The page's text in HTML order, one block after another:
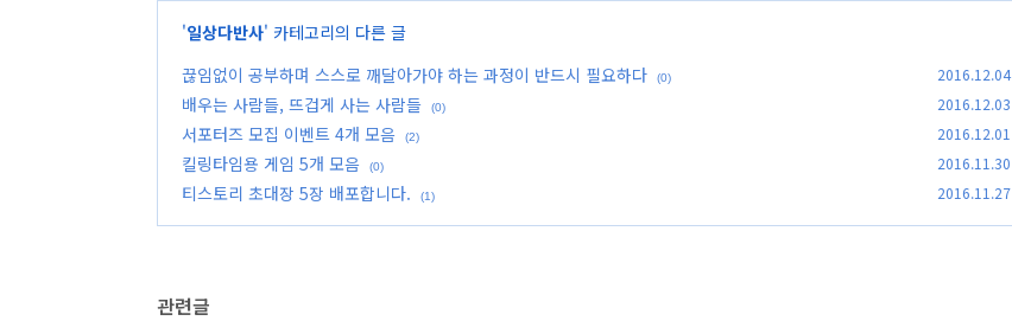
'일상다반사' 카테고리의 다른 글
끊임없이 공부하며 스스로 깨달아가야 하는 과정이 반드시 필요하다
(0) 2016.12.04
배우는 사람들, 뜨겁게 사는 사람들 (0) 2016.12.03
서포터즈 모집 이벤트 4개 모음 (2) 2016.12.01
킬링타임용 게임 5개 모음 (0) 2016.11.30
티스토리 초대장 5장 배포합니다. (1) 2016.11.27
관련글